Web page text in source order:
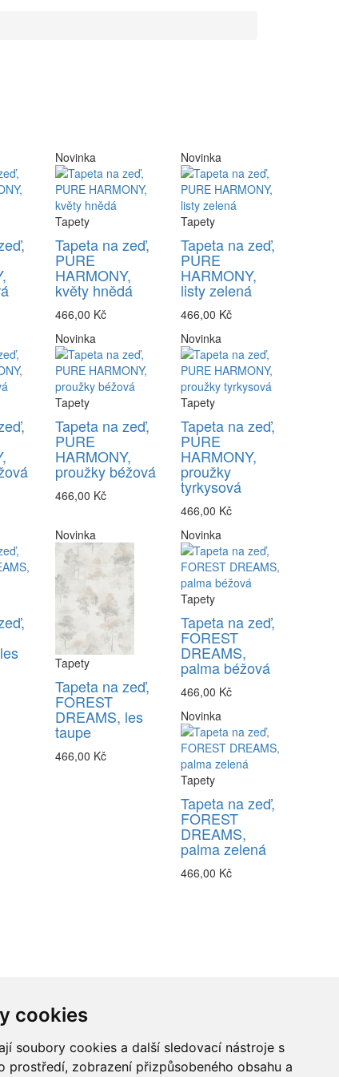
cookies
soubory cookies a další sledovací nástroje s
prostředí, zobrazení přizpůsobeného obsahu a
Novinka
Tapety
Tapeta na zeď,
PURE
HARMONY,
květy hnědá
466,00 Kč
Novinka
Tapety
Tapeta na zeď,
PURE
HARMONY,
listy zelená
466,00 Kč
Novinka
Tapety
Tapeta na zeď,
PURE
HARMONY,
proužky béžová
466,00 Kč
Novinka
Tapety
Tapeta na zeď,
PURE
HARMONY,
proužky
tyrkysová
466,00 Kč
Novinka
Tapety
Tapeta na zeď,
FOREST
DREAMS, les
taupe
466,00 Kč
Novinka
Tapety
Tapeta na zeď,
FOREST
DREAMS,
palma béžová
466,00 Kč
Novinka
Tapety
Tapeta na zeď,
FOREST
DREAMS,
palma zelená
466,00 Kč